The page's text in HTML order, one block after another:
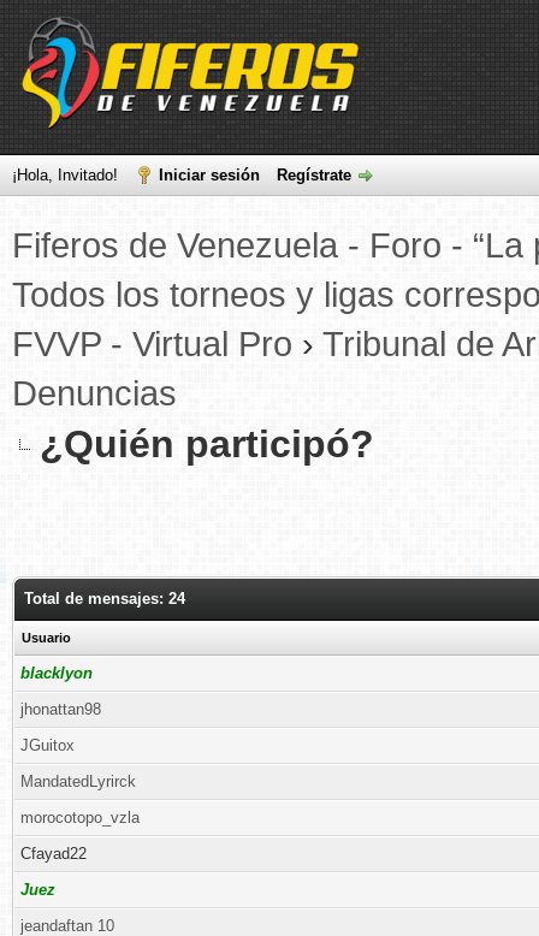
¡Hola, Invitado! Iniciar sesión Regístrate
Fiferos de Venezuela - Foro -
Todos los torneos y ligas
FVVP - Virtual Pro › Tribunal de
Denuncias
¿Quién participó?
Total de mensajes: 24
Usuario
blacklyon
jhonattan98
JGuitox
MandatedLyrirck
morocotopo_vzla
Cfayad22
Juez
jeandaftan 10